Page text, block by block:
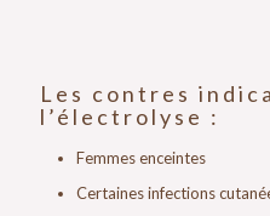
Les contres
l’électrolyse :
Femmes enceintes
Certaines infections